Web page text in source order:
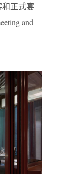
正式宴
and